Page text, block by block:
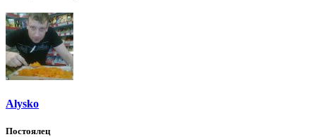
Alysko
Постоялец